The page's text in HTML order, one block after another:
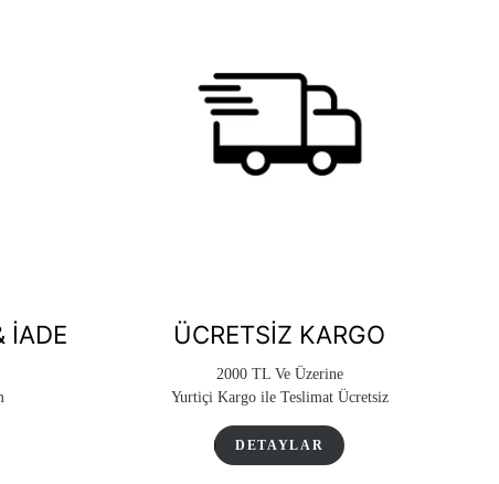
İADE ÜCRETSIZ KARGO
2000 TL Ve Üzerine
Yurtiçi Kargo ile Teslimat Ücretsiz
DETAYLAR